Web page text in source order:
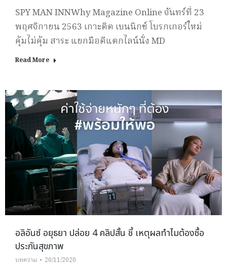
SPY MAN INNWhy Magazine Online จันทร์ที่ 23
พฤศจิกายน 2563 เกาะติด เบนนิกซ์ โบรกเกอร์ใหม่
คุ้มไม่คุ้ม สาระ แยกมือดีแตกไลน์นั่ง MD
Read More
อลิอันซ์ อยุธยา ปล่อย 4 คลิปสั้น ชี้ เหตุผลทำไมต้องซื้อ
ประกันสุขภาพ
บทความ 20/11/2020